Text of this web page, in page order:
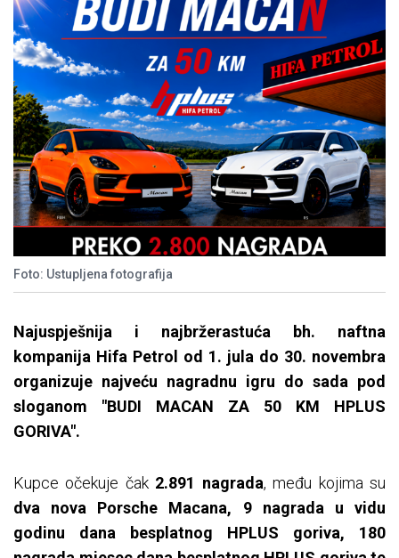
Foto: Ustupljena fotografija
Najuspješnija i najbržerastuća bh. naftna
kompanija Hifa Petrol od 1. jula do 30. novembra
organizuje najveću nagradnu igru do sada pod
sloganom "BUDI MACAN ZA 50 KM HPLUS
GORIVA".
Kupce očekuje čak 2.891 nagrada, među kojima su
dva nova Porsche Macana, 9 nagrada u vidu
godinu dana besplatnog HPLUS goriva, 180